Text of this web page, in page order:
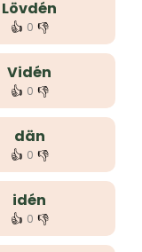
Lövdén
👍 0 👎
Vidén
👍 0 👎
dän
👍 0 👎
idén
👍 0 👎